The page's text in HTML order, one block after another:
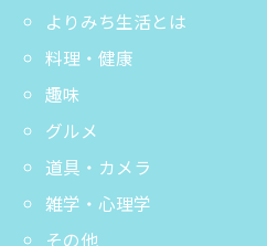
よりみち生活とは
料理・健康
趣味
グルメ
道具・カメラ
雑学・心理学
その他